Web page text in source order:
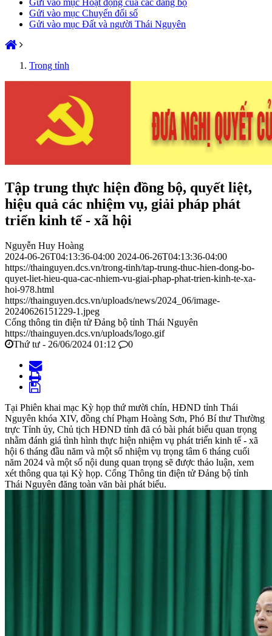
Gửi vào mục Chuyển đổi số
Gửi vào mục Đất và người Thái Nguyên
Trong tỉnh
Tập trung thực hiện đồng bộ, quyết liệt,
hiệu quả các nhiệm vụ, giải pháp phát
triển kinh tế - xã hội
Nguyễn Huy Hoàng
2024-06-26T04:13:36-04:00 2024-06-26T04:13:36-04:00
https://thainguyen.dcs.vn/trong-tinh/tap-trung-thuc-hien-dong-bo-
quyet-liet-hieu-qua-cac-nhiem-vu-giai-phap-phat-trien-kinh-te-xa-
hoi-978.html
https://thainguyen.dcs.vn/uploads/news/2024_06/image-
20240626151229-1.jpeg
Cổng thông tin điện tử Đảng bộ tỉnh Thái Nguyên
https://thainguyen.dcs.vn/uploads/logo.gif
Thứ tư - 26/06/2024 01:12
0
Tại Phiên khai mạc Kỳ họp thứ mười chín, HĐND tỉnh Thái
Nguyên khóa XIV, đồng chí Phạm Hoàng Sơn, Phó Bí thư Thường
trực Tỉnh ủy, Chủ tịch HĐND tỉnh đã có bài phát biểu quan trọng
nhằm đánh giá tình hình thực hiện nhiệm vụ phát triển kinh tế - xã
hội 6 tháng đầu năm và một số nhiệm vụ trọng tâm 6 tháng cuối
năm 2024 và một số nội dung quan trọng sẽ được thảo luận, xem
xét thông qua tại Kỳ họp. Cổng Thông tin điện tử Đảng bộ tỉnh
Thái Nguyên đăng toàn văn bài phát biểu.